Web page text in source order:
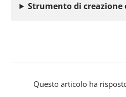
Strumento di creazione
Questo articolo ha